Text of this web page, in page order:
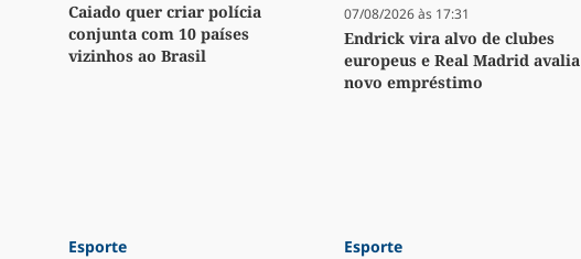
Caiado quer criar polícia
conjunta com 10 países
vizinhos ao Brasil
07/08/2026 às 17:31
Endrick vira alvo de clubes
europeus e Real Madrid avalia
novo empréstimo
Esporte Esporte